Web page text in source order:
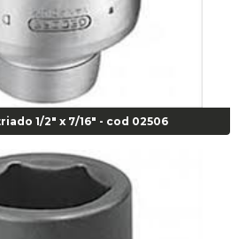
01326
02138
02685
02685
Dupla - Cod 03105
- cod 02138
- Cod 01856
16" x 1.3/16" 29840 - Gedore - Cod 02174
Bico Reto - Gedore A2 - Cod 00894
1/2" x 7/16" - cod 02506